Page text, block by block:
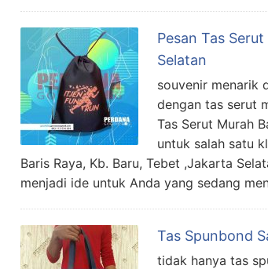
Pesan Tas
Selatan
souvenir menarik
dengan tas serut
Tas Serut Murah
untuk salah satu
Baris Raya, Kb. Baru, Tebet ,Jakarta
menjadi ide untuk Anda yang sedang
Tas Spunbond
tidak hanya tas